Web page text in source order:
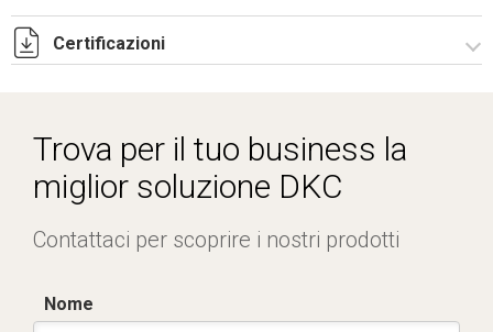
Certificazioni
Trova per il tuo business la
miglior soluzione DKC
Contattaci per scoprire i nostri prodotti
Nome